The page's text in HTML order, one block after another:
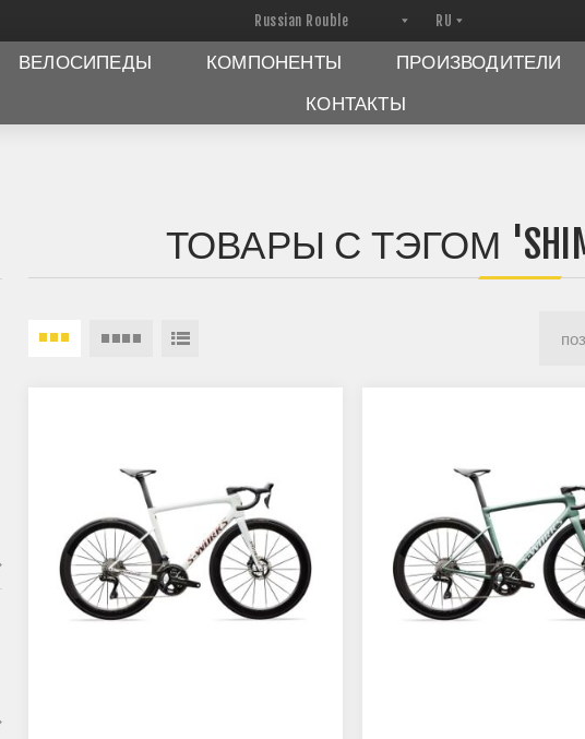
ВЕЛОСИПЕДЫ КОМПОНЕНТЫ ПРОИЗВОДИТЕЛИ
КОНТАКТЫ
ТОВАРЫ С ТЭГОМ